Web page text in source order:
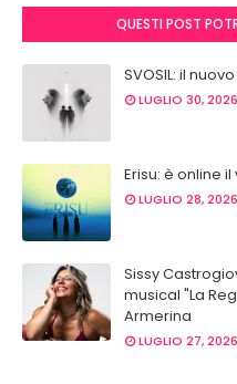
QUESTI POST
SVOSIL: il
LUGLIO 30, 2026
Erisu: è online
LUGLIO 28, 2026
Sissy
musical "La
Armerina
LUGLIO 27, 2026